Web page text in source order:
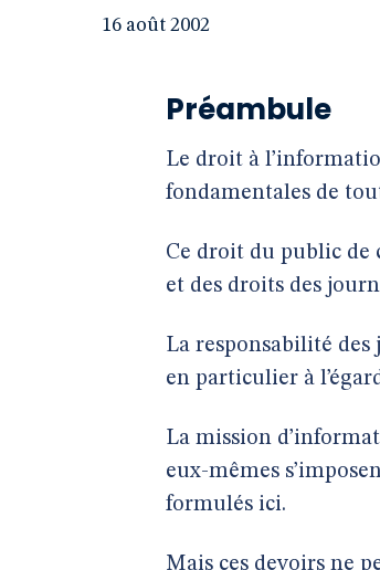
16 août 2002
Préambule
Le droit à
fondamentales de
Ce droit du public de
et des droits des
La responsabilité
en particulier à
La mission
eux-mêmes
formulés ici.
Mais ces devoirs ne